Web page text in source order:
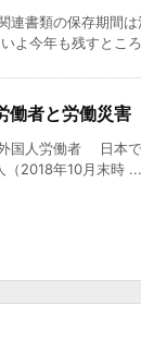
連書類の保存期間
よ今年も残すとこ
働者と労働災害
国人労働者 日本
（2018年10月末時 ...